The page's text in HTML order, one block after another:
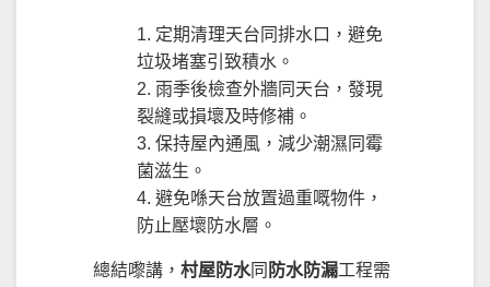
定期清理天台同排水口，避免
垃圾堵塞引致積水。
雨季後檢查外牆同天台，發現
裂縫或損壞及時修補。
保持屋內通風，減少潮濕同霉
菌滋生。
避免喺天台放置過重嘅物件，
防止壓壞防水層。
總結嚟講， 村屋防水同 防水防漏工程需